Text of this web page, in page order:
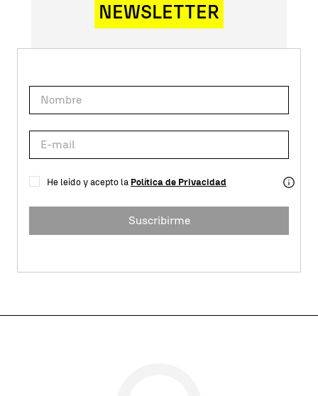
NEWSLETTER
He leído y acepto la Política de Privacidad
Suscribirme